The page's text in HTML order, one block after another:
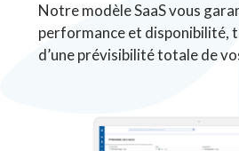
Notre modèle SaaS vous
performance et disponibilité,
d’une prévisibilité totale de